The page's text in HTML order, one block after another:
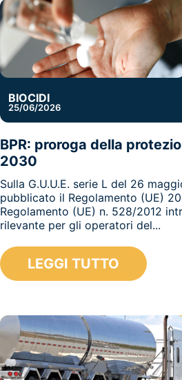
BIOCIDI
25/06/2026
BPR: proroga della
2030
Sulla G.U.U.E. serie L del 26
pubblicato il Regolamento (UE)
Regolamento (UE) n. 528/2012
rilevante per gli operatori del...
LEGGI TUTTO